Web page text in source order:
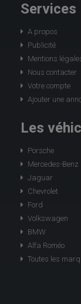
Services
A propos
Publicité
Mentions
Nous contacter
Votre compte
Ajouter une
Les
Porsche
Mercedes-Benz
Jaguar
Chevrolet
Ford
Volkswagen
BMW
Alfa Roméo
Toutes les